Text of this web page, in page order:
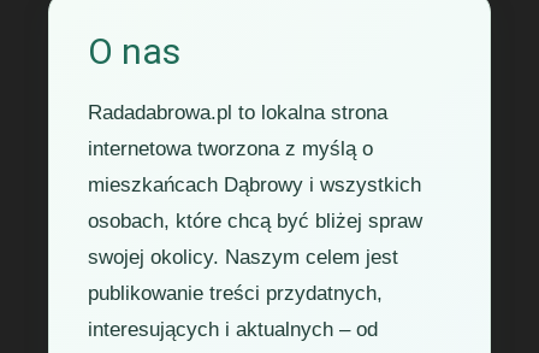
O nas
Radadabrowa.pl to lokalna strona
internetowa tworzona z myślą o
mieszkańcach Dąbrowy i wszystkich
osobach, które chcą być bliżej spraw
swojej okolicy. Naszym celem jest
publikowanie treści przydatnych,
interesujących i aktualnych – od